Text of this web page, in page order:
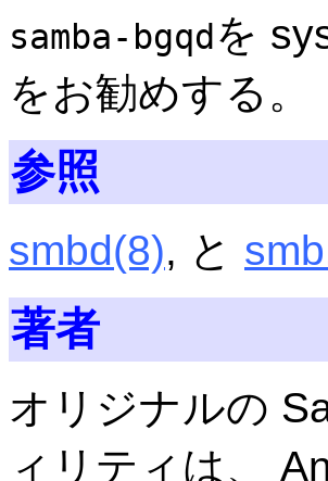
samba-bgqd を
をお勧めする。
参照
smbd(8), と
著者
オリジナルの
ィリティは、